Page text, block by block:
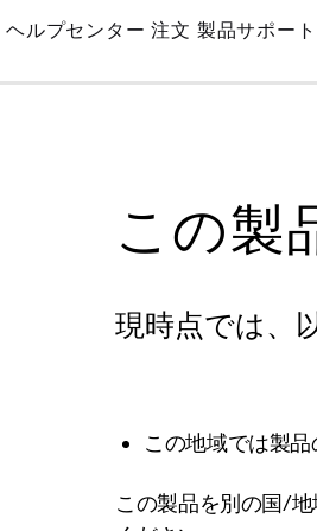
Skip
Main
ヘルプセンター 注文 製品サポート
この製
現時点では、
この地域では製
この製品を別の国/